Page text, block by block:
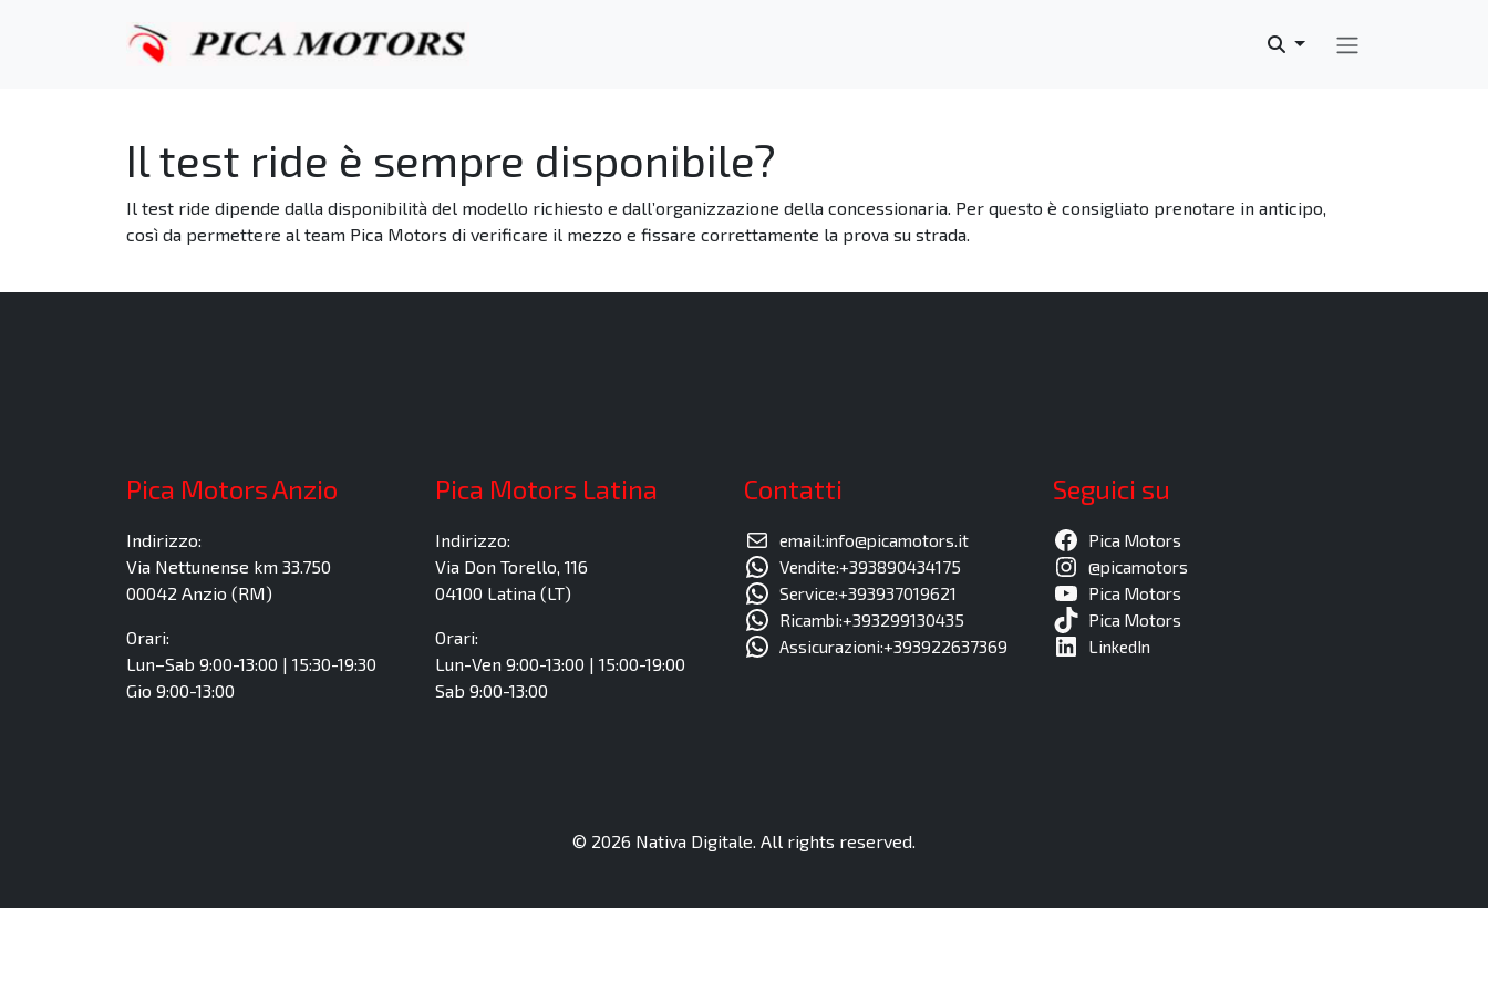
Il test ride è sempre disponibile?
Il test ride dipende dalla disponibilità del modello richiesto e dall’organizzazione della concessionaria. Per questo è consigliato prenotare in anticipo,
così da permettere al team Pica Motors di verificare il mezzo e fissare correttamente la prova su strada.
Pica Motors Anzio
Indirizzo:
Via Nettunense km 33.750
00042 Anzio (RM)
Orari:
Lun–Sab 9:00-13:00 | 15:30-19:30
Gio 9:00-13:00
Pica Motors Latina
Indirizzo:
Via Don Torello, 116
04100 Latina (LT)
Orari:
Lun-Ven 9:00-13:00 | 15:00-19:00
Sab 9:00-13:00
Contatti
email:info@picamotors.it
Vendite:+393890434175
Service:+393937019621
Ricambi:+393299130435
Assicurazioni:+393922637369
Seguici su
Pica Motors
@picamotors
Pica Motors
Pica Motors
LinkedIn
© 2026 Nativa Digitale. All rights reserved.